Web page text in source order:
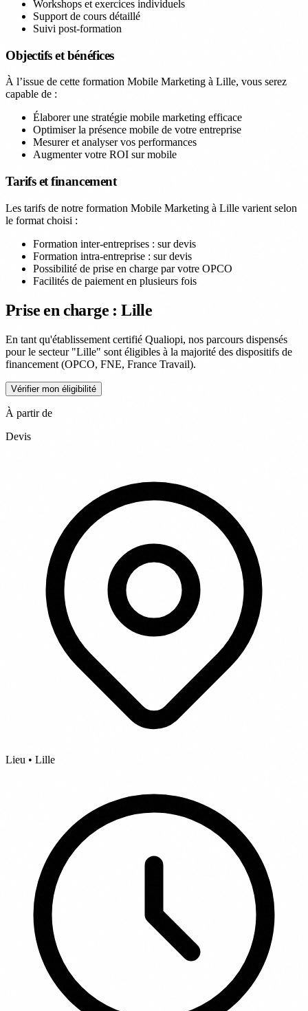
Workshops et exercices individuels
Support de cours détaillé
Suivi post-formation
Objectifs et bénéfices
À l’issue de cette formation Mobile Marketing à Lille, vous serez
capable de :
Élaborer une stratégie mobile marketing efficace
Optimiser la présence mobile de votre entreprise
Mesurer et analyser vos performances
Augmenter votre ROI sur mobile
Tarifs et financement
Les tarifs de notre formation Mobile Marketing à Lille varient selon
le format choisi :
Formation inter-entreprises : sur devis
Formation intra-entreprise : sur devis
Possibilité de prise en charge par votre OPCO
Facilités de paiement en plusieurs fois
Prise en charge : Lille
En tant qu'établissement certifié Qualiopi, nos parcours dispensés
pour le secteur "Lille" sont éligibles à la majorité des dispositifs de
financement (OPCO, FNE, France Travail).
Vérifier mon éligibilité
À partir de
Devis
Lieu • Lille